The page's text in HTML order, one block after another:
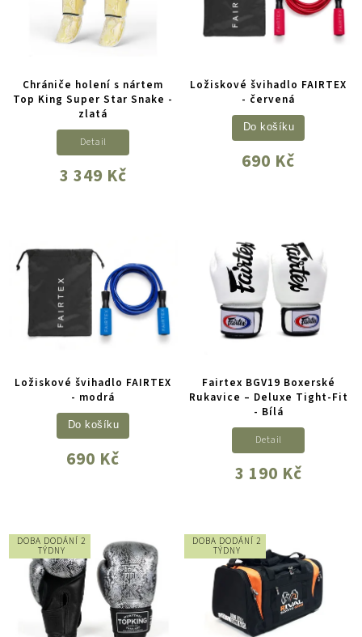
Chrániče holení s nártem
Top King Super Star Snake -
zlatá
3 349 Kč
Detail
Ložiskové švihadlo FAIRTEX
- červená
690 Kč
Do košíku
Ložiskové švihadlo FAIRTEX
- modrá
690 Kč
Do košíku
Fairtex BGV19 Boxerské
Rukavice – Deluxe Tight-Fit
- Bílá
3 190 Kč
Detail
DOBA DODÁNÍ 2
TÝDNY
DOBA DODÁNÍ 2
TÝDNY